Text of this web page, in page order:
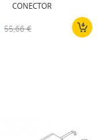
CONECTOR
55,66 €